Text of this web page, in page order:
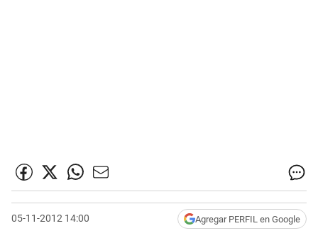
05-11-2012 14:00 Agregar PERFIL en Google